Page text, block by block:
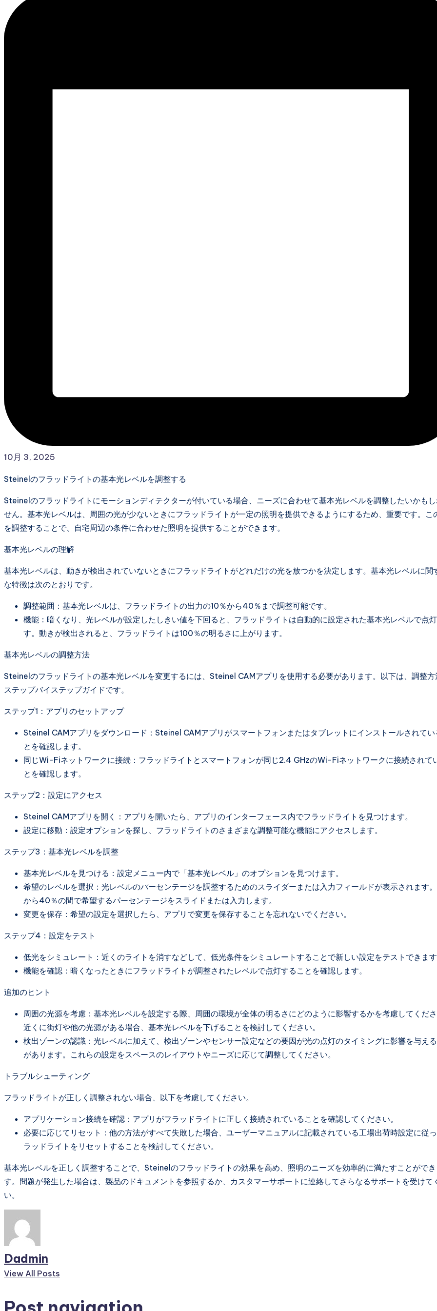
10月 3, 2025
Steinelのフラッドライトの基本光レベルを調整する
Steinelのフラッドライトにモーションディテクターが付いている場合、ニーズに合わせて基本光レベルを調整したいかもし
せん。基本光レベルは、周囲の光が少ないときにフラッドライトが一定の照明を提供できるようにするため、重要です。こ
を調整することで、自宅周辺の条件に合わせた照明を提供することができます。
基本光レベルの理解
基本光レベルは、動きが検出されていないときにフラッドライトがどれだけの光を放つかを決定します。基本光レベルに関
な特徴は次のとおりです。
調整範囲：基本光レベルは、フラッドライトの出力の10％から40％まで調整可能です。
機能：暗くなり、光レベルが設定したしきい値を下回ると、フラッドライトは自動的に設定された基本光レベルで点灯
す。動きが検出されると、フラッドライトは100％の明るさに上がります。
基本光レベルの調整方法
Steinelのフラッドライトの基本光レベルを変更するには、Steinel CAMアプリを使用する必要があります。以下は、調整方
ステップバイステップガイドです。
ステップ1：アプリのセットアップ
Steinel CAMアプリをダウンロード：Steinel CAMアプリがスマートフォンまたはタブレットにインストールされてい
とを確認します。
同じWi-Fiネットワークに接続：フラッドライトとスマートフォンが同じ2.4 GHzのWi-Fiネットワークに接続されて
とを確認します。
ステップ2：設定にアクセス
Steinel CAMアプリを開く：アプリを開いたら、アプリのインターフェース内でフラッドライトを見つけます。
設定に移動：設定オプションを探し、フラッドライトのさまざまな調整可能な機能にアクセスします。
ステップ3：基本光レベルを調整
基本光レベルを見つける：設定メニュー内で「基本光レベル」のオプションを見つけます。
希望のレベルを選択：光レベルのパーセンテージを調整するためのスライダーまたは入力フィールドが表示されます
から40％の間で希望するパーセンテージをスライドまたは入力します。
変更を保存：希望の設定を選択したら、アプリで変更を保存することを忘れないでください。
ステップ4：設定をテスト
低光をシミュレート：近くのライトを消すなどして、低光条件をシミュレートすることで新しい設定をテストできます
機能を確認：暗くなったときにフラッドライトが調整されたレベルで点灯することを確認します。
追加のヒント
周囲の光源を考慮：基本光レベルを設定する際、周囲の環境が全体の明るさにどのように影響するかを考慮してくださ
近くに街灯や他の光源がある場合、基本光レベルを下げることを検討してください。
検出ゾーンの認識：光レベルに加えて、検出ゾーンやセンサー設定などの要因が光の点灯のタイミングに影響を与え
があります。これらの設定をスペースのレイアウトやニーズに応じて調整してください。
トラブルシューティング
フラッドライトが正しく調整されない場合、以下を考慮してください。
アプリケーション接続を確認：アプリがフラッドライトに正しく接続されていることを確認してください。
必要に応じてリセット：他の方法がすべて失敗した場合、ユーザーマニュアルに記載されている工場出荷時設定に従
ラッドライトをリセットすることを検討してください。
基本光レベルを正しく調整することで、Steinelのフラッドライトの効果を高め、照明のニーズを効率的に満たすことができ
す。問題が発生した場合は、製品のドキュメントを参照するか、カスタマーサポートに連絡してさらなるサポートを受けて
い。
Dadmin
View All Posts